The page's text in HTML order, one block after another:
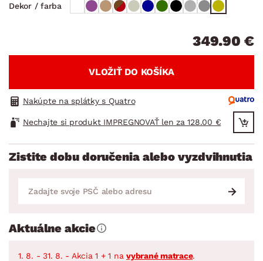
Dekor / farba
349.90 €
VLOŽIŤ DO KOŠÍKA
Nakúpte na splátky s Quatro
Nechajte si produkt IMPREGNOVAŤ len za 128.00 €
Zistite dobu doručenia alebo vyzdvihnutia
Aktuálne akcie
1. 8. - 31. 8. - Akcia 1 + 1 na vybrané matrace.